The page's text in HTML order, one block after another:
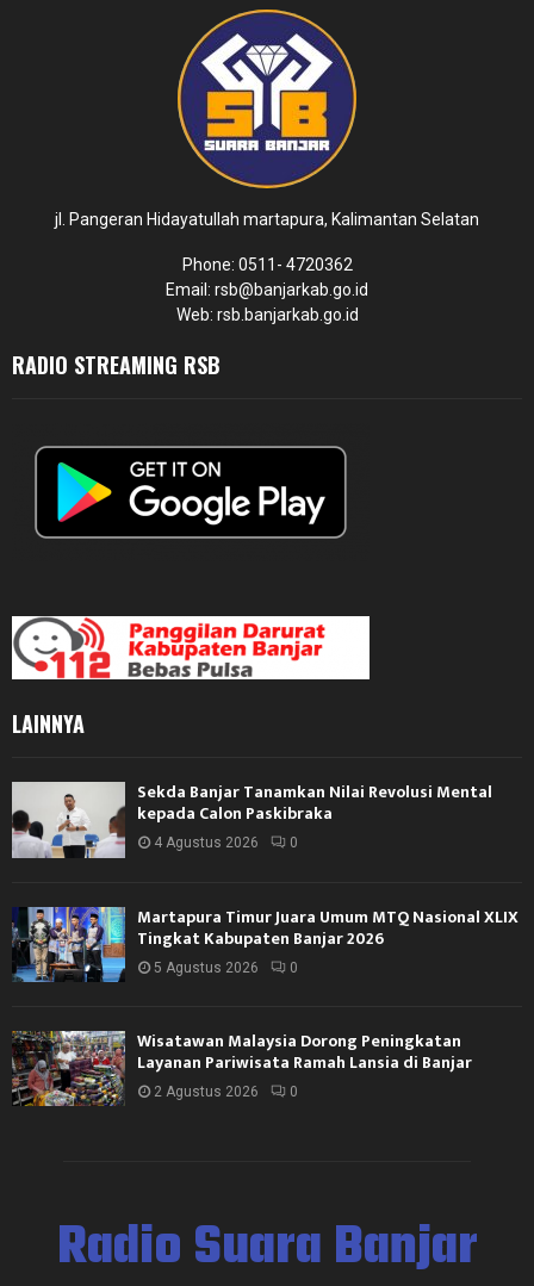
jl. Pangeran Hidayatullah martapura, Kalimantan Selatan
Phone: 0511- 4720362
Email: rsb@banjarkab.go.id
Web: rsb.banjarkab.go.id
RADIO STREAMING RSB
LAINNYA
Sekda Banjar Tanamkan Nilai Revolusi Mental
kepada Calon Paskibraka
4 Agustus 2026 0
Martapura Timur Juara Umum MTQ Nasional XLIX
Tingkat Kabupaten Banjar 2026
5 Agustus 2026 0
Wisatawan Malaysia Dorong Peningkatan
Layanan Pariwisata Ramah Lansia di Banjar
2 Agustus 2026 0
Radio Suara Banjar